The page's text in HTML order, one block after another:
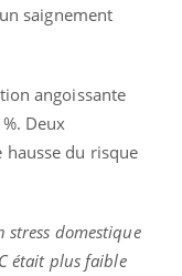
saignement
angoissante
Deux
hausse du risque
stress domestique
était plus faible